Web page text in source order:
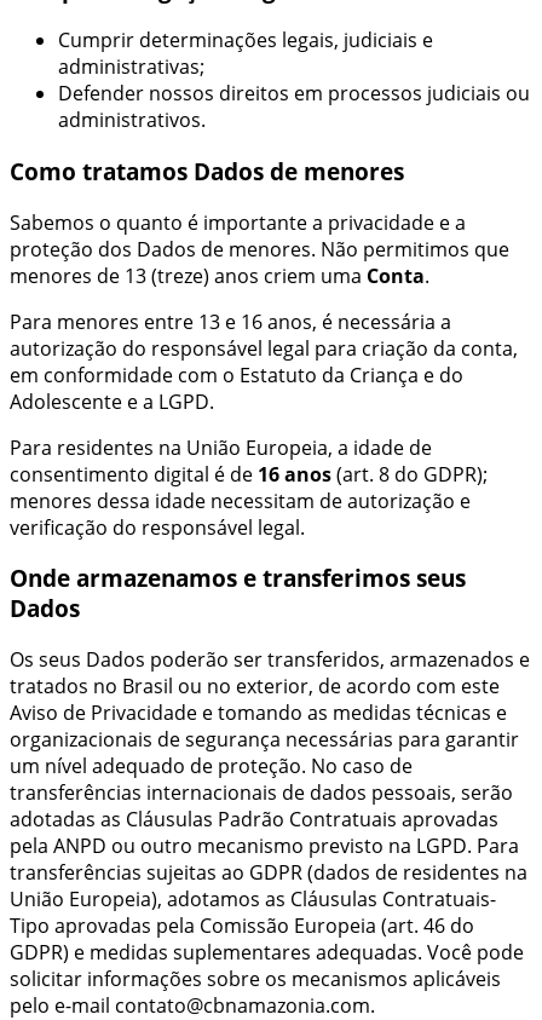
Cumprir determinações legais, judiciais e
administrativas;
Defender nossos direitos em processos judiciais ou
administrativos.
Como tratamos Dados de menores
Sabemos o quanto é importante a privacidade e a
proteção dos Dados de menores. Não permitimos que
menores de 13 (treze) anos criem uma Conta.
Para menores entre 13 e 16 anos, é necessária a
autorização do responsável legal para criação da conta,
em conformidade com o Estatuto da Criança e do
Adolescente e a LGPD.
Para residentes na União Europeia, a idade de
consentimento digital é de 16 anos(art. 8 do GDPR);
menores dessa idade necessitam de autorização e
verificação do responsável legal.
Onde armazenamos e transferimos seus
Dados
Os seus Dados poderão ser transferidos, armazenados e
tratados no Brasil ou no exterior, de acordo com este
Aviso de Privacidade e tomando as medidas técnicas e
organizacionais de segurança necessárias para garantir
um nível adequado de proteção. No caso de
transferências internacionais de dados pessoais, serão
adotadas as Cláusulas Padrão Contratuais aprovadas
pela ANPD ou outro mecanismo previsto na LGPD. Para
transferências sujeitas ao GDPR (dados de residentes na
União Europeia), adotamos as Cláusulas Contratuais-
Tipo aprovadas pela Comissão Europeia (art. 46 do
GDPR) e medidas suplementares adequadas. Você pode
solicitar informações sobre os mecanismos aplicáveis
pelo e-mail contato@cbnamazonia.com.